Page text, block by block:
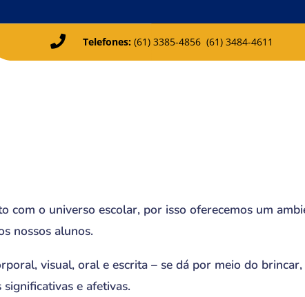
 Telefones: (61) 3385-4856 (61) 3484-4611
o universo escolar, por isso oferecemos um
nossos alunos.
visual, oral e escrita – se dá por meio do
e afetivas.